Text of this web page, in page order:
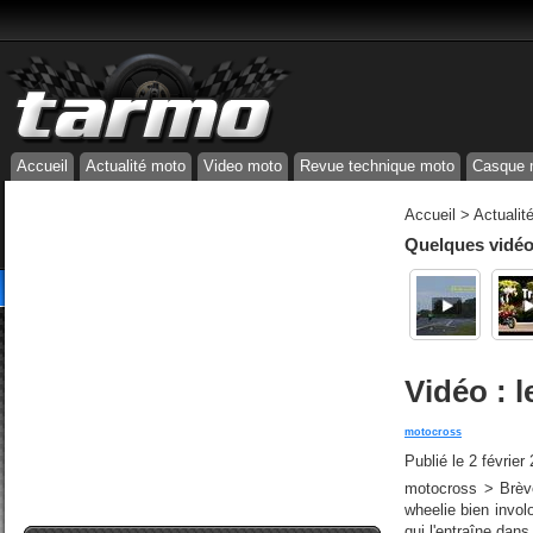
Accueil Actualité moto Video moto Revue technique moto Casque
Accueil >
Quelques
Vidéo :
motocross
Publié le 2 février
motocross >
wheelie bien